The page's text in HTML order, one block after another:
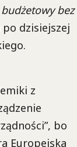
bez
dzisiejszej
z
bo
Europejska